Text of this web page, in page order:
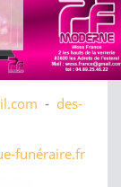
- des-
funéraire.fr